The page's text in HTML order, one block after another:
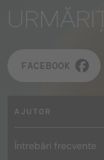
FACEBOOK
AJUTOR
Întrebări frecvente